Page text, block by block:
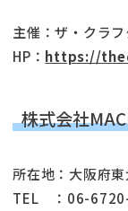
主催：ザ・クラ
HP： https://
株式会社
所在地：大阪府
TEL ：06-